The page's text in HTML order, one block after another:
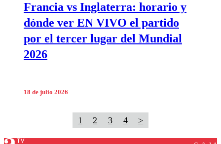
Francia vs Inglaterra: horario y
dónde ver EN VIVO el partido
por el tercer lugar del Mundial
2026
18 de julio 2026
1 2 3 4 >